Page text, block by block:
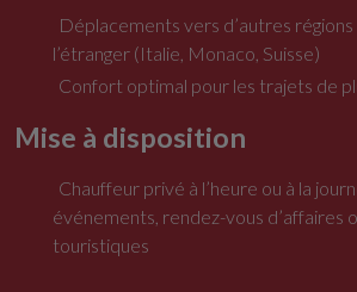
Déplacements vers d’autres
l’étranger (Italie, Monaco, Suisse)
Confort optimal pour les trajets de
Mise à disposition
Chauffeur privé à l’heure ou à la
événements, rendez-vous d’affaires
touristiques